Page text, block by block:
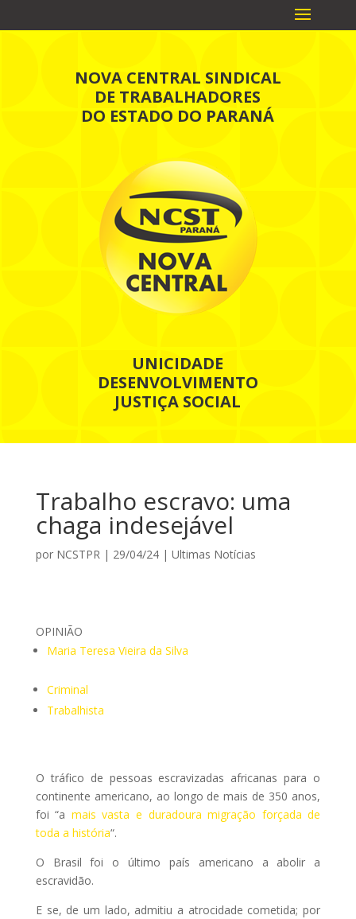
NOVA CENTRAL SINDICAL
DE TRABALHADORES
DO ESTADO DO PARANÁ
UNICIDADE
DESENVOLVIMENTO
JUSTIÇA SOCIAL
Trabalho escravo: uma
chaga indesejável
por NCSTPR| 29/04/24| Ultimas Notícias
OPINIÃO
Maria Teresa Vieira da Silva
Criminal
Trabalhista
O tráfico de pessoas escravizadas africanas para o
continente americano, ao longo de mais de 350 anos,
foi “a mais vasta e duradoura migração forçada de
toda a história“.
O Brasil foi o último país americano a abolir a
escravidão.
E se, de um lado, admitiu a atrocidade cometida; por